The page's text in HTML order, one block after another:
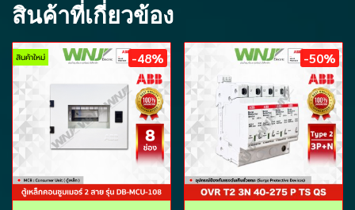
สินค้าที่เกี่ยวข้อง
สินค้าใหม่ -48% -50%